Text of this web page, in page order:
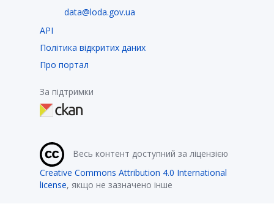
data@loda.gov.ua
API
Політика відкритих даних
Про портал
За підтримки
Весь контент доступний за ліцензією
Creative Commons Attribution 4.0 International
license, якщо не зазначено інше